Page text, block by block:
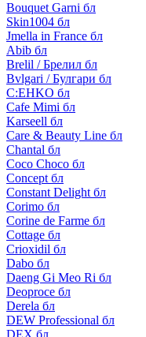
Bouquet Garni бл
Skin1004 бл
Jmella in France бл
Abib бл
Brelil / Брелил бл
Bvlgari / Булгари бл
C:EHKO бл
Cafe Mimi бл
Karseell бл
Care & Beauty Line бл
Chantal бл
Coco Choco бл
Concept бл
Constant Delight бл
Corimo бл
Corine de Farme бл
Cottage бл
Crioxidil бл
Dabo бл
Daeng Gi Meo Ri бл
Deoproce бл
Derela бл
DEW Professional бл
DEX бл